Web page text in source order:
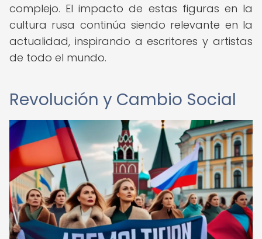
complejo. El impacto de estas figuras en la
cultura rusa continúa siendo relevante en la
actualidad, inspirando a escritores y artistas
de todo el mundo.
Revolución y Cambio Social